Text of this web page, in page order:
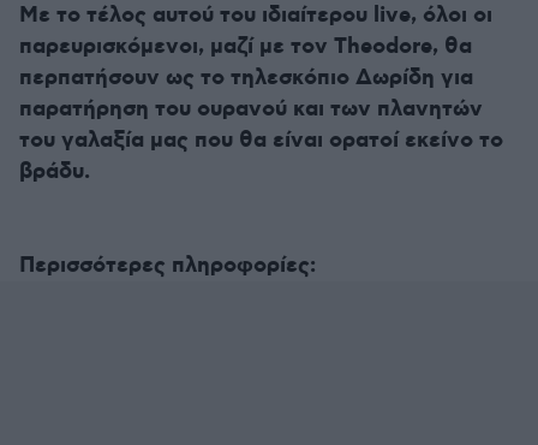
Με το τέλος αυτού του ιδιαίτερου live, όλοι οι
παρευρισκόμενοι, μαζί με τον Theodore, θα
περπατήσουν ως το τηλεσκόπιο Δωρίδη για
παρατήρηση του ουρανού και των πλανητών
του γαλαξία μας που θα είναι ορατοί εκείνο το
βράδυ.
Περισσότερες πληροφορίες: